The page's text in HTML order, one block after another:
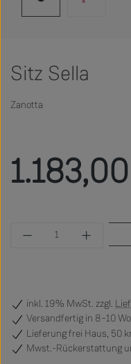
Sitz Sella
Zanotta
Produkt Anzahl:
inkl. 19% MwSt. zzgl.
Versandfertig in 8–10
Lieferung frei Haus, 50
Mwst.-Rückerstattung